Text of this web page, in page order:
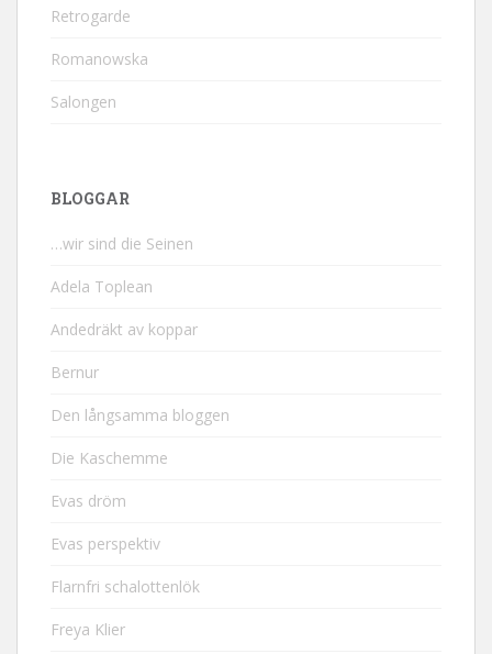
Retrogarde
Romanowska
Salongen
BLOGGAR
…wir sind die Seinen
Adela Toplean
Andedräkt av koppar
Bernur
Den långsamma bloggen
Die Kaschemme
Evas dröm
Evas perspektiv
Flarnfri schalottenlök
Freya Klier